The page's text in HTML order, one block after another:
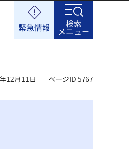
緊急情報 検索
メニュー
12月11日 ページID 5767